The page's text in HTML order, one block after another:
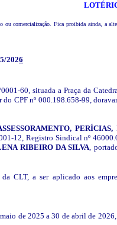
ou comercialização. Fica proibida ainda, a
2026
60, situada a Praça da
do CPF nº 000.198.658-99,
12, Registro Sindical nº
RIBEIRO DA SILVA,
CLT, a ser aplicado aos
de 2025 a 30 de abril de